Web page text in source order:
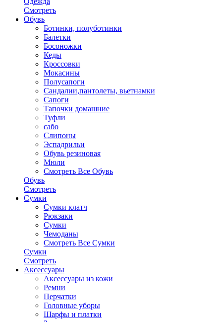
Смотреть
Обувь
Ботинки, полуботинки
Балетки
Босоножки
Кеды
Кроссовки
Мокасины
Полусапоги
Сандалии,пантолеты, вьетнамки
Сапоги
Тапочки домашние
Туфли
сабо
Слипоны
Эспадрильи
Обувь резиновая
Мюли
Смотреть Все Обувь
Обувь
Смотреть
Сумки
Сумки клатч
Рюкзаки
Сумки
Чемоданы
Смотреть Все Сумки
Сумки
Смотреть
Аксессуары
Аксессуары из кожи
Ремни
Перчатки
Головные уборы
Шарфы и платки